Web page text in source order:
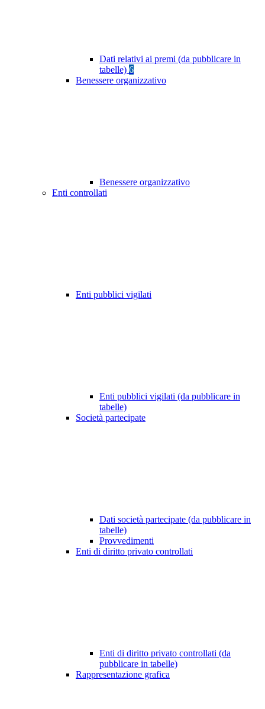
Dati relativi ai premi (da pubblicare in
tabelle) 6
Benessere organizzativo
Benessere organizzativo
Enti controllati
Enti pubblici vigilati
Enti pubblici vigilati (da pubblicare in
tabelle)
Società partecipate
Dati società partecipate (da pubblicare in
tabelle)
Provvedimenti
Enti di diritto privato controllati
Enti di diritto privato controllati (da
pubblicare in tabelle)
Rappresentazione grafica